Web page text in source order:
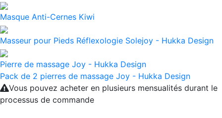
Masque Anti-Cernes Kiwi
Masseur pour Pieds Réflexologie Solejoy - Hukka Design
Pierre de massage Joy - Hukka Design
Pack de 2 pierres de massage Joy - Hukka Design
Vous pouvez acheter en plusieurs mensualités durant le
processus de commande